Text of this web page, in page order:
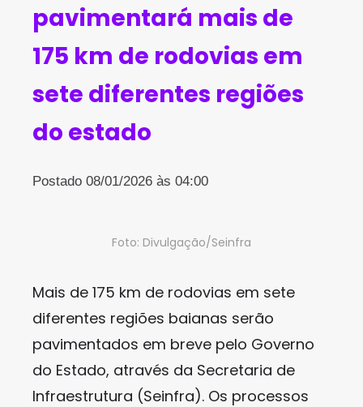
pavimentará mais de
175 km de rodovias em
sete diferentes regiões
do estado
Postado 08/01/2026 às 04:00
Foto: Divulgação/Seinfra
Mais de 175 km de rodovias em sete
diferentes regiões baianas serão
pavimentados em breve pelo Governo
do Estado, através da Secretaria de
Infraestrutura (Seinfra). Os processos